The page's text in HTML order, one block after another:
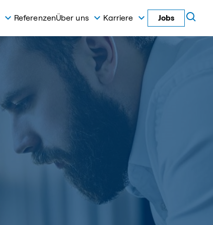
ReferenzenÜber uns Karriere Jobs